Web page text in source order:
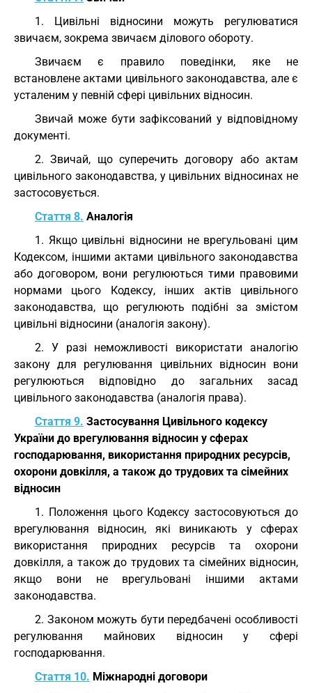
1. Цивільні відносини можуть регулюватися
звичаєм, зокрема звичаєм ділового обороту.
Звичаєм є правило поведінки, яке не
встановлене актами цивільного законодавства, але є
усталеним у певній сфері цивільних відносин.
Звичай може бути зафіксований у відповідному
документі.
2. Звичай, що суперечить договору або актам
цивільного законодавства, у цивільних відносинах не
застосовується.
Стаття 8. Аналогія
1. Якщо цивільні відносини не врегульовані цим
Кодексом, іншими актами цивільного законодавства
або договором, вони регулюються тими правовими
нормами цього Кодексу, інших актів цивільного
законодавства, що регулюють подібні за змістом
цивільні відносини (аналогія закону).
2. У разі неможливості використати аналогію
закону для регулювання цивільних відносин вони
регулюються відповідно до загальних засад
цивільного законодавства (аналогія права).
Стаття 9. Застосування Цивільного кодексу
України до врегулювання відносин у сферах
господарювання, використання природних ресурсів,
охорони довкілля, а також до трудових та сімейних
відносин
1. Положення цього Кодексу застосовуються до
врегулювання відносин, які виникають у сферах
використання природних ресурсів та охорони
довкілля, а також до трудових та сімейних відносин,
якщо вони не врегульовані іншими актами
законодавства.
2. Законом можуть бути передбачені особливості
регулювання майнових відносин у сфері
господарювання.
Стаття 10. Міжнародні договори